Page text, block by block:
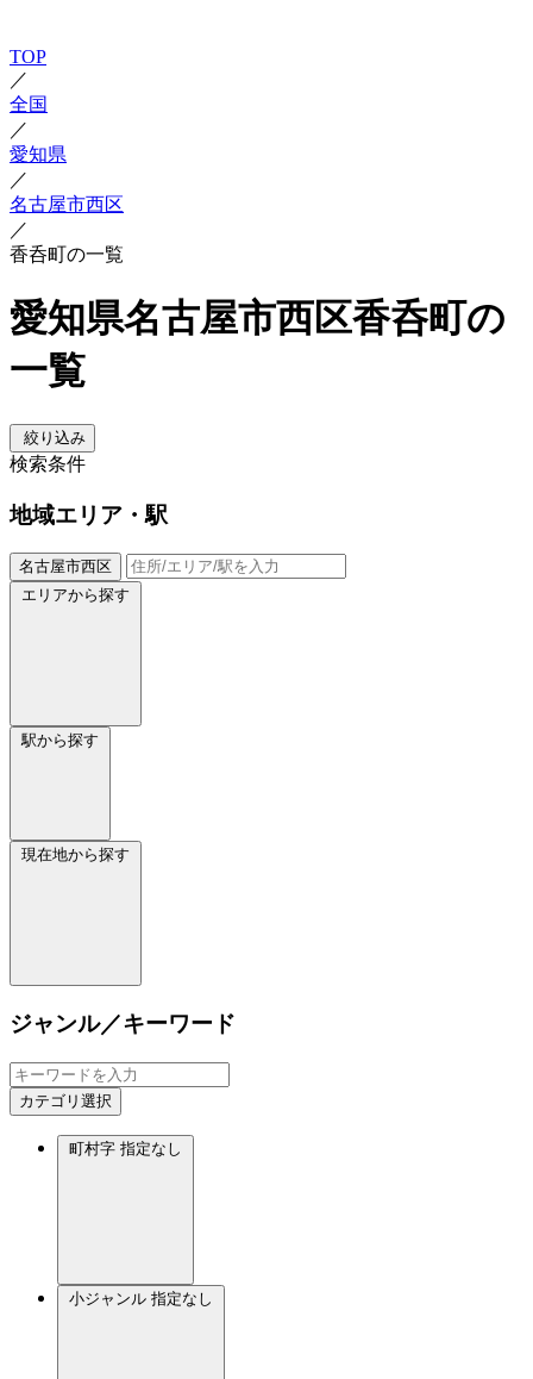
TOP
／
全国
／
愛知県
／
名古屋市西区
／
香呑町の一覧
愛知県名古屋市西区香呑町の
一覧
絞り込み
検索条件
地域エリア・駅
名古屋市西区
エリアから探す
駅から探す
現在地から探す
ジャンル／キーワード
カテゴリ選択
町村字 指定なし
小ジャンル 指定なし